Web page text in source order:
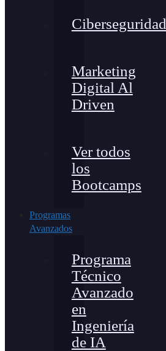
Ciberseguridad
Marketing
Digital Al
Driven
Ver todos
los
Bootcamps
Programas
Avanzados
Programa
Técnico
Avanzado
en
Ingeniería
de IA